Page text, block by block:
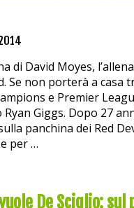
di David Moyes,
Se non porterà a casa
e Premier
Giggs. Dopo 27
panchina dei Red
per …
De Sciglio: